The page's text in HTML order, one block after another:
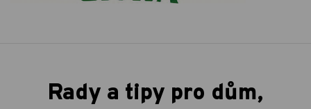
Rady a tipy pro dům,